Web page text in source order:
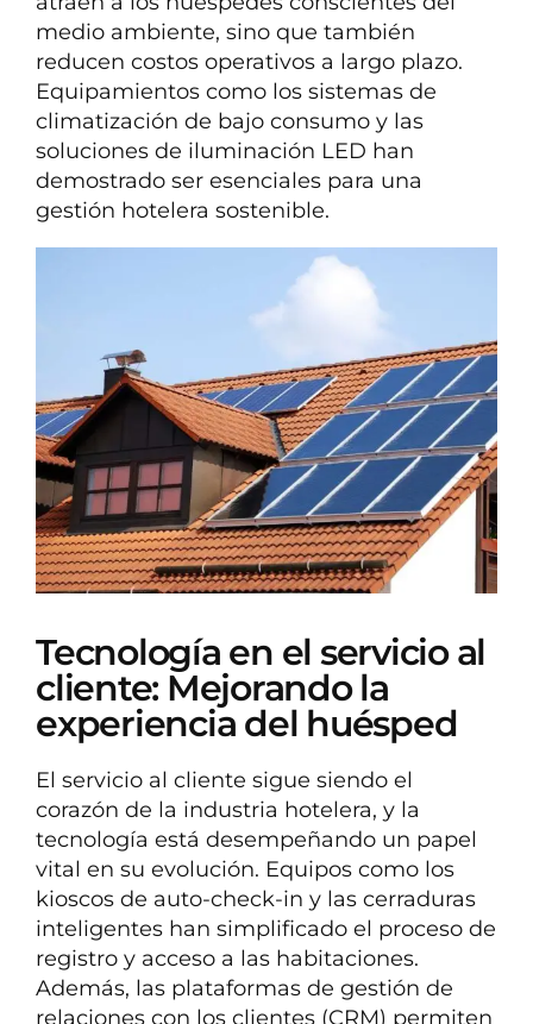
medio ambiente, sino que también
reducen costos operativos a largo plazo.
Equipamientos como los sistemas de
climatización de bajo consumo y las
soluciones de iluminación LED han
demostrado ser esenciales para una
gestión hotelera sostenible.
Tecnología en el servicio al
cliente: Mejorando la
experiencia del huésped
El servicio al cliente sigue siendo el
corazón de la industria hotelera, y la
tecnología está desempeñando un papel
vital en su evolución. Equipos como los
kioscos de auto-check-in y las cerraduras
inteligentes han simplificado el proceso de
registro y acceso a las habitaciones.
Además, las plataformas de gestión de
relaciones con los clientes (CRM) permiten